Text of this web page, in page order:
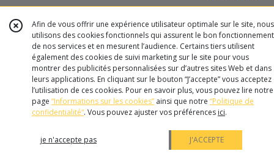
Afin de vous offrir une expérience utilisateur optimale sur le site, nous
utilisons des cookies fonctionnels qui assurent le bon fonctionnement
de nos services et en mesurent l’audience. Certains tiers utilisent
également des cookies de suivi marketing sur le site pour vous
montrer des publicités personnalisées sur d’autres sites Web et dans
leurs applications. En cliquant sur le bouton “J’accepte” vous acceptez
l’utilisation de ces cookies. Pour en savoir plus, vous pouvez lire notre
page “Informations sur les cookies” ainsi que notre “Politique de
confidentialité“. Vous pouvez ajuster vos préférences ici.
je n'accepte pas J'ACCEPTE